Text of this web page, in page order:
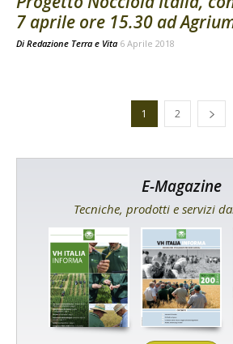
7 aprile ore 15.30 ad
Di Redazione Terra e Vita 6 Aprile 2018
1 2
E-Magazine
Tecniche, prodotti e servizi